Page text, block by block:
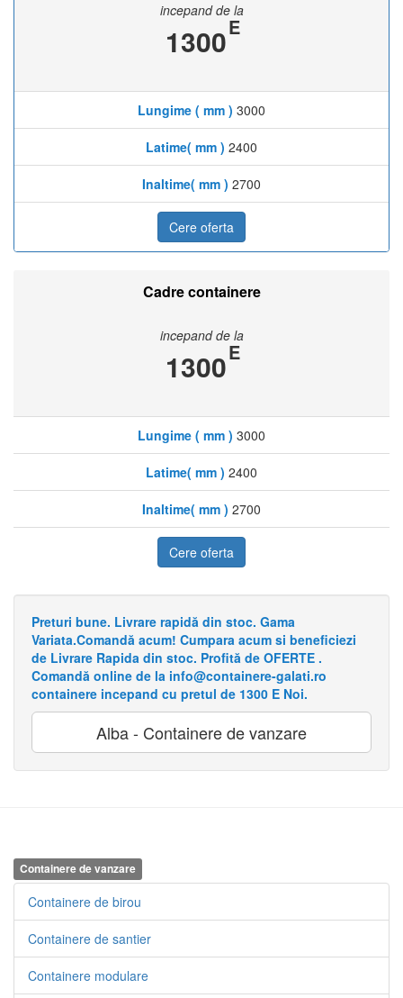
incepand de la
1300E
Lungime ( mm ) 3000
Latime( mm ) 2400
Inaltime( mm ) 2700
Cere oferta
Cadre containere
incepand de la
1300E
Lungime ( mm ) 3000
Latime( mm ) 2400
Inaltime( mm ) 2700
Cere oferta
Preturi bune. Livrare rapidă din stoc. Gama
Variata.Comandă acum! Cumpara acum si beneficiezi
de Livrare Rapida din stoc. Profită de OFERTE .
Comandă online de la info@containere-galati.ro
containere incepand cu pretul de 1300 E Noi.
Alba - Containere de vanzare
Containere de vanzare
Containere de birou
Containere de santier
Containere modulare